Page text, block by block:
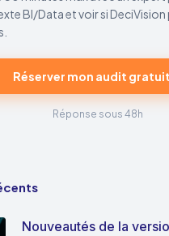
BI/Data et voir si DeciVision
Réserver mon audit gratuit
Réponse sous 48h
Nouveautés de la